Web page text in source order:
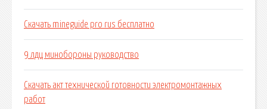
Скачать mineguide pro rus бесплатно
9 лдц минобороны руководство
Скачать акт технической готовности электромонтажных
работ